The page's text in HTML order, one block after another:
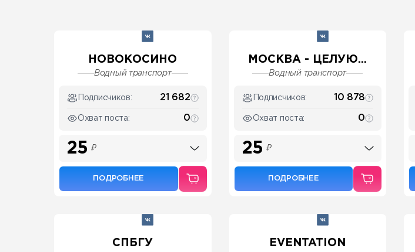
НОВОКОСИНО
Водный транспорт
Подписчиков: 21 682
Охват поста: 0
25 ₽
ПОДРОБНЕЕ
МОСКВА - ЦЕЛУЮ...
Водный транспорт
Подписчиков: 10 878
Охват поста: 0
25 ₽
ПОДРОБНЕЕ
СПБГУ EVENTATION